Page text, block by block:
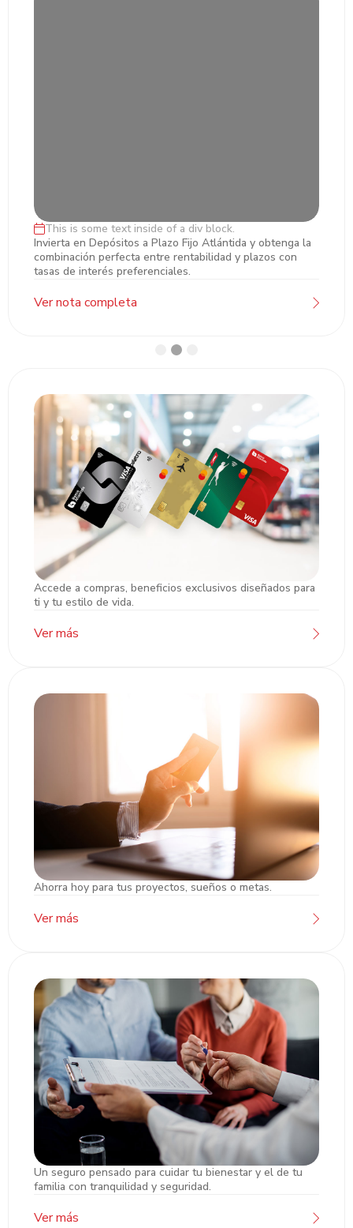
Inversiones en Plazo Fijo
This is some text inside of a div block.
Invierta en Depósitos a Plazo Fijo Atlántida y obtenga la
combinación perfecta entre rentabilidad y plazos con
tasas de interés preferenciales.
Ver nota completa
Tarjetas de Crédito
Accede a compras, beneficios exclusivos diseñados para
ti y tu estilo de vida.
Ver más
Ahorra hoy para tus proyectos, sueños o metas.
Ver más
Seguro de Vida Atlántida
Un seguro pensado para cuidar tu bienestar y el de tu
familia con tranquilidad y seguridad.
Ver más